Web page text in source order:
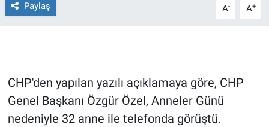
Paylaş A- A+
CHP'den yapılan yazılı açıklamaya göre, CHP
Genel Başkanı Özgür Özel, Anneler Günü
nedeniyle 32 anne ile telefonda görüştü.
Gün Başlıyor
Gün Ortası
Gündem Özel